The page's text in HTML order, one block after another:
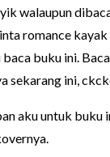
walaupun
romance
buku ini.
sekarang ini,
aku untuk buku